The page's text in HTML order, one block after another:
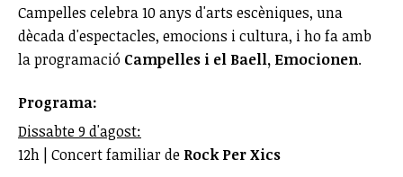
Campelles celebra 10 anys d'arts escèniques, una
dècada d'espectacles, emocions i cultura, i ho fa amb
la programació Campelles i el Baell, Emocionen.
Programa:
Dissabte 9 d'agost:
12h | Concert familiar de Rock Per Xics